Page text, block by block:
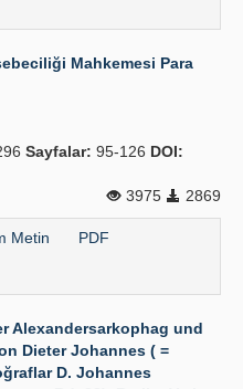
Mahkemesi Para
Sayfalar: 95-126 DOI:
3975
2869
Metin PDF
Alexandersarkophag und
Dieter Johannes ( =
D. Johannes